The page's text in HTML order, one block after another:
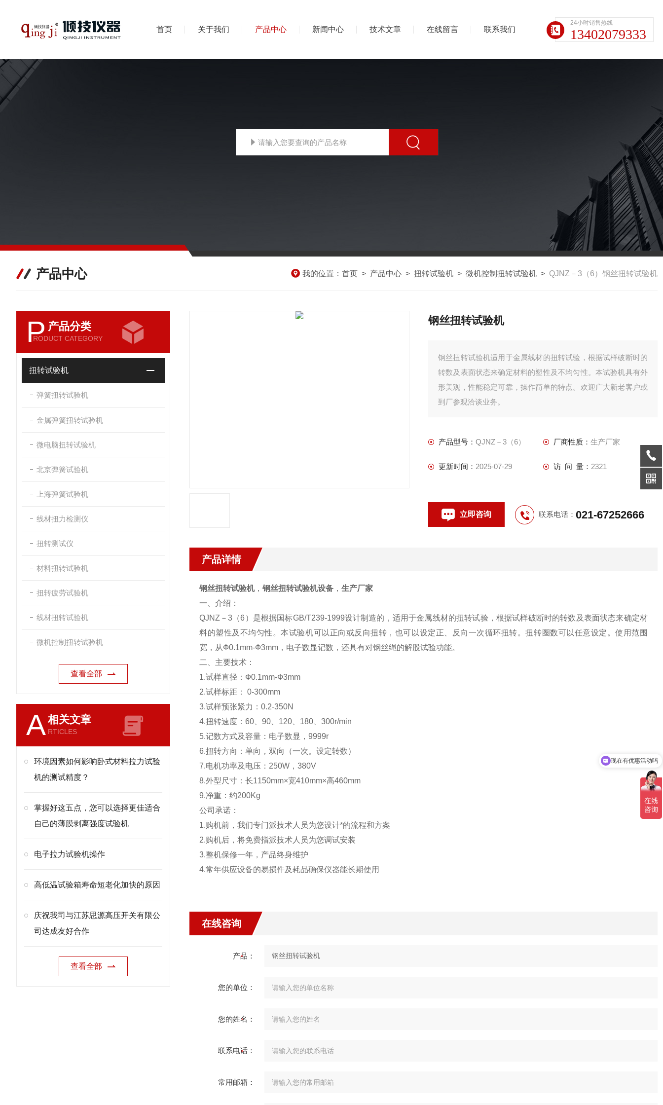
首页 关于我们 产品中心 新闻中心 技术文章 在线留言 联系我们
24小时销售热线
13402079333
产品中心 我的位置： 首页 > 产品中心 > 扭转试验机 > 微机控制扭转试验机 > QJNZ－3（6）钢丝扭转试验机
P 产品分类
RODUCT CATEGORY
扭转试验机
弹簧扭转试验机
金属弹簧扭转试验机
微电脑扭转试验机
北京弹簧试验机
上海弹簧试验机
线材扭力检测仪
扭转测试仪
材料扭转试验机
扭转疲劳试验机
线材扭转试验机
微机控制扭转试验机
查看全部
A相关文章
RTICLES
环境因素如何影响卧式材料拉力试验
机的测试精度？
掌握好这五点，您可以选择更佳适合
自己的薄膜剥离强度试验机
电子拉力试验机操作
高低温试验箱寿命短老化加快的原因
庆祝我司与江苏思源高压开关有限公
司达成友好合作
查看全部
钢丝扭转试验机
钢丝扭转试验机适用于金属线材的扭转试验，根据试样破断时的
转数及表面状态来确定材料的塑性及不均匀性。本试验机具有外
形美观，性能稳定可靠，操作简单的特点。欢迎广大新老客户或
到厂参观洽谈业务。
产品型号： QJNZ－3（6） 厂商性质： 生产厂家
更新时间： 2025-07-29 访 问 量： 2321
立即咨询 联系电话： 021-67252666
产品详情
钢丝扭转试验机， 钢丝扭转试验机设备 ， 生产厂家
一、 介绍：
QJNZ－3（6）是根据国标GB/T239-1999设计制造的，适用于金属线材的扭转试验，根据试样破断时的转数及表面状态来确定材
料的塑性及不均匀性。本试验机可以正向或反向扭转，也可以设定正、反向一次循环扭转。扭转圈数可以任意设定。使用范围
宽，从Ф0.1mm-Ф3mm，电子数显记数，还具有对钢丝绳的解股试验功能。
二、 主要技术：
1.试样直径：Ф0.1mm-Ф3mm
2.试样标距： 0-300mm
3.试样预张紧力：0.2-350N
4.扭转速度：60、90、120、180、300r/min
5.记数方式及容量：电子数显，9999r
6.扭转方向：单向，双向（一次。设定转数）
7.电机功率及电压：250W，380V
8.外型尺寸：长1150mm×宽410mm×高460mm
9.净重：约200Kg
公司承诺：
1.购机前，我们专门派技术人员为您设计*的流程和方案
2.购机后，将免费指派技术人员为您调试安装
3.整机保修一年，产品终身维护
4.常年供应设备的易损件及耗品确保仪器能长期使用
在线咨询
产品：
您的单位：
您的姓名：
联系电话：
常用邮箱：
可以介绍下你们的产品么